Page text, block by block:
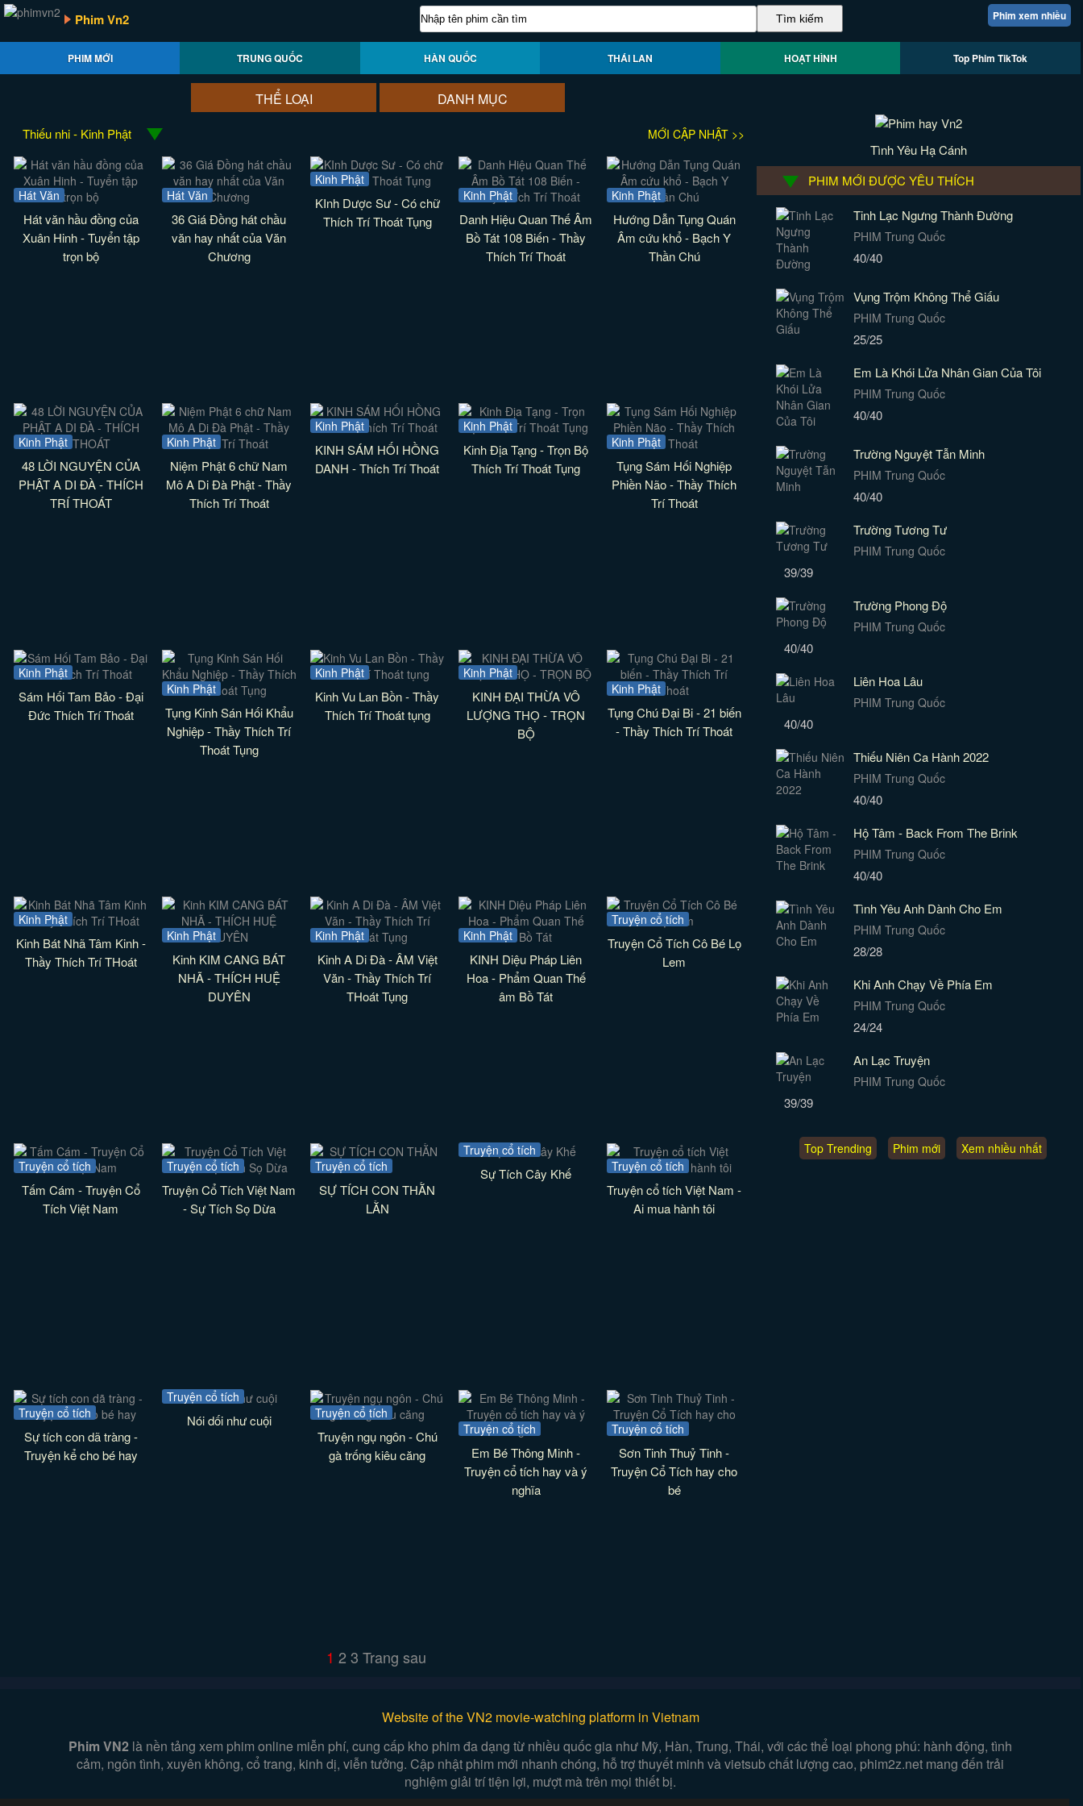
Phim xem nhiều
Phim Vn2
PHIM MỚI TRUNG QUỐC HÀN QUỐC THÁI LAN HOẠT HÌNH Top Phim TikTok
THỂ LOẠI DANH MỤC
Thiếu nhi - Kinh Phật MỚI CẬP NHẬT >>
Hát Văn
Hát văn hầu đồng của
Xuân Hinh - Tuyển tập
trọn bộ
Hát Văn
36 Giá Đồng hát chầu
văn hay nhất của Văn
Chương
Kinh Phật
KInh Dược Sư - Có chữ
Thích Trí Thoát Tụng
Kinh Phật
Danh Hiệu Quan Thế Âm
Bồ Tát 108 Biến - Thầy
Thích Trí Thoát
Kinh Phật
Hướng Dẫn Tụng Quán
Âm cứu khổ - Bạch Y
Thần Chú
Kinh Phật
48 LỜI NGUYỆN CỦA
PHẬT A DI ĐÀ - THÍCH
TRÍ THOÁT
Kinh Phật
Niệm Phật 6 chữ Nam
Mô A Di Đà Phật - Thầy
Thích Trí Thoát
Kinh Phật
KINH SÁM HỐI HỒNG
DANH - Thích Trí Thoát
Kinh Phật
Kinh Địa Tạng - Trọn Bộ
Thích Trí Thoát Tụng
Kinh Phật
Tụng Sám Hối Nghiệp
Phiền Não - Thầy Thích
Trí Thoát
Kinh Phật
Sám Hối Tam Bảo - Đại
Đức Thích Trí Thoát
Kinh Phật
Tụng Kinh Sán Hối Khẩu
Nghiệp - Thầy Thích Trí
Thoát Tụng
Kinh Phật
Kinh Vu Lan Bồn - Thầy
Thích Trí Thoát tụng
Kinh Phật
KINH ĐẠI THỪA VÔ
LƯỢNG THỌ - TRỌN
BỘ
Kinh Phật
Tụng Chú Đại Bi - 21 biến
- Thầy Thích Trí Thoát
Kinh Phật
Kinh Bát Nhã Tâm Kinh -
Thầy Thích Trí THoát
Kinh Phật
Kinh KIM CANG BÁT
NHÃ - THÍCH HUỆ
DUYÊN
Kinh Phật
Kinh A Di Đà - ÂM Việt
Văn - Thầy Thích Trí
THoát Tụng
Kinh Phật
KINH Diệu Pháp Liên
Hoa - Phẩm Quan Thế
âm Bồ Tát
Truyện cổ tích
Truyện Cổ Tích Cô Bé Lọ
Lem
Truyện cổ tích
Tấm Cám - Truyện Cổ
Tích Việt Nam
Truyện cổ tích
Truyện Cổ Tích Việt Nam
- Sự Tích Sọ Dừa
Truyện cổ tích
SỰ TÍCH CON THẰN
LẰN
Truyện cổ tích
Sự Tích Cây Khế Truyện cổ tích
Truyện cổ tích Việt Nam -
Ai mua hành tôi
Truyện cổ tích
Sự tích con dã tràng -
Truyện kể cho bé hay
Truyện cổ tích
Nói dối như cuội Truyện cổ tích
Truyện ngụ ngôn - Chú
gà trống kiêu căng
Truyện cổ tích
Em Bé Thông Minh -
Truyện cổ tích hay và ý
nghĩa
Truyện cổ tích
Sơn Tinh Thuỷ Tinh -
Truyện Cổ Tích hay cho
bé
1 2 3 Trang sau
Tình Yêu Hạ Cánh
PHIM MỚI ĐƯỢC YÊU THÍCH
Tinh Lạc Ngưng Thành Đường
PHIM Trung Quốc
40/40
Vụng Trộm Không Thể Giấu
PHIM Trung Quốc
25/25
Em Là Khói Lửa Nhân Gian Của Tôi
PHIM Trung Quốc
40/40
Trường Nguyệt Tẫn Minh
PHIM Trung Quốc
40/40
Trường Tương Tư
PHIM Trung Quốc
39/39
Trường Phong Độ
PHIM Trung Quốc
40/40
Liên Hoa Lâu
PHIM Trung Quốc
40/40
Thiếu Niên Ca Hành 2022
PHIM Trung Quốc
40/40
Hộ Tâm - Back From The Brink
PHIM Trung Quốc
40/40
Tình Yêu Anh Dành Cho Em
PHIM Trung Quốc
28/28
Khi Anh Chạy Về Phía Em
PHIM Trung Quốc
24/24
An Lạc Truyện
PHIM Trung Quốc
39/39
Top Trending Phim mới Xem nhiều nhất
Website of the VN2 movie-watching platform in Vietnam
Phim VN2 là nền tảng xem phim online miễn phí, cung cấp kho phim đa dạng từ nhiều quốc gia như Mỹ, Hàn, Trung, Thái, với các thể loại phong phú: hành động, tình
cảm, ngôn tình, xuyên không, cổ trang, kinh dị, viễn tưởng. Cập nhật phim mới nhanh chóng, hỗ trợ thuyết minh và vietsub chất lượng cao, phim2z.net mang đến trải
nghiệm giải trí tiện lợi, mượt mà trên mọi thiết bị.